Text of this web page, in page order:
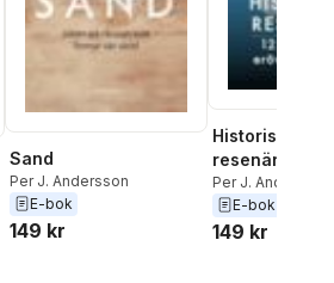
Sand
Per J. Andersson
E-bok
149 kr
Historiska
resenärer
Per J. Andersson
E-bok
149 kr